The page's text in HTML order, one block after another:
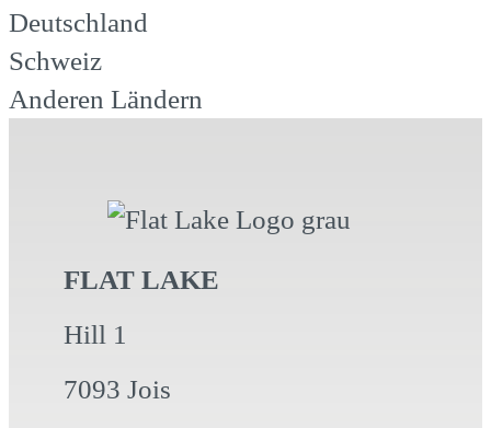
Deutschland
Schweiz
Anderen Ländern
FLAT LAKE
Hill 1
7093 Jois